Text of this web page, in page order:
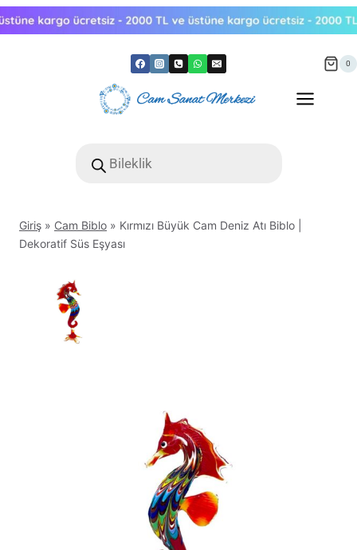
Skip
to
0
search
Giriş » Cam Biblo » Kırmızı Büyük Cam Deniz Atı Biblo |
Dekoratif Süs Eşyası